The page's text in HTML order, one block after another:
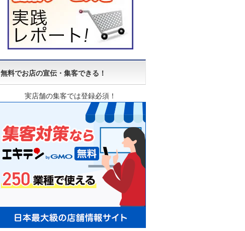
無料でお店の宣伝・集客できる！
実店舗の集客では登録必須！